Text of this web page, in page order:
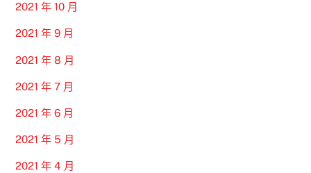
2021 年 10 月
2021 年 9 月
2021 年 8 月
2021 年 7 月
2021 年 6 月
2021 年 5 月
2021 年 4 月